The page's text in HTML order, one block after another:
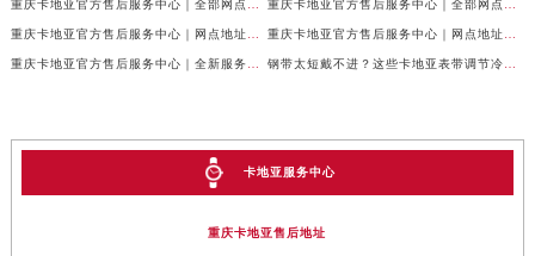
卡地亚服务中心
重庆卡地亚售后地址